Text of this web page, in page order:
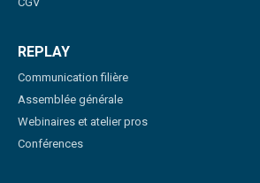
REPLAY
Communication filière
Assemblée générale
Webinaires et atelier pros
Conférences